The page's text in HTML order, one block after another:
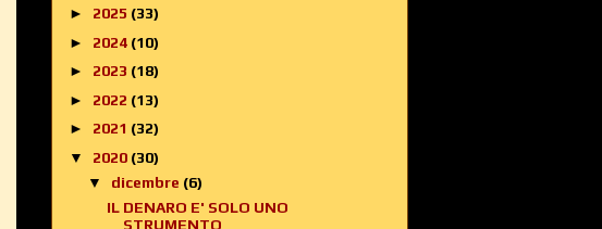
► 2025 (33)
► 2024 (10)
► 2023 (18)
► 2022 (13)
► 2021 (32)
▼ 2020 (30)
▼ dicembre (6)
IL DENARO E' SOLO UNO
STRUMENTO